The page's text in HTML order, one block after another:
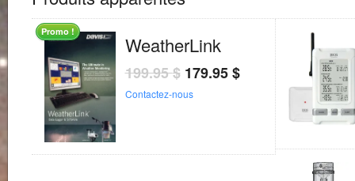
Promo !
WeatherLink
199.95$ 179.95$
Contactez-nous